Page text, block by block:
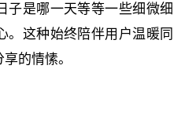
子是哪一天等等一些细微细
。这种始终陪伴用户温暖同
的情愫。